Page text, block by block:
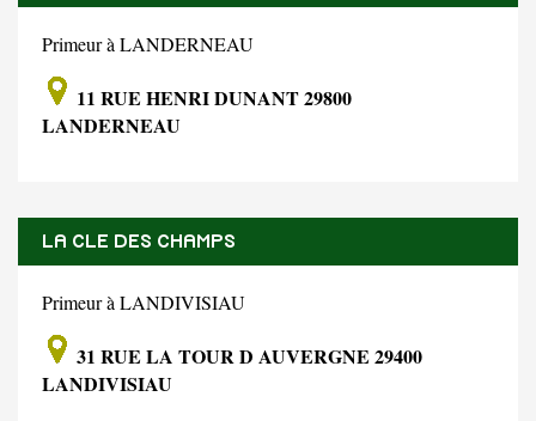
Primeur à LANDERNEAU
11 RUE HENRI DUNANT 29800
LANDERNEAU
LA CLE DES CHAMPS
Primeur à LANDIVISIAU
31 RUE LA TOUR D AUVERGNE 29400
LANDIVISIAU